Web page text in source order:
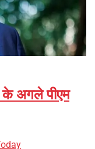
के अगले पीएम